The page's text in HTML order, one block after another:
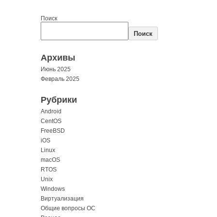
Поиск
Поиск
Архивы
Июнь 2025
Февраль 2025
Рубрики
Android
CentOS
FreeBSD
iOS
Linux
macOS
RTOS
Unix
Windows
Виртуализация
Общие вопросы ОС